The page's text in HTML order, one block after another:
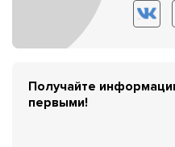
Получайте
первыми!